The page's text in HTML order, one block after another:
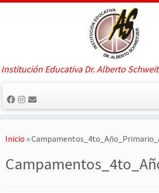
Saltar
Institución Educativa Dr. Alberto
Inicio »